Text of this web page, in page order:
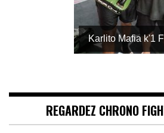
Karlito Mafia k'1
REGARDEZ CHRONO